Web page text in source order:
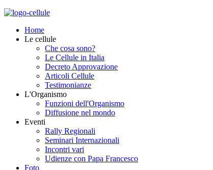
Home
Le cellule
Che cosa sono?
Le Cellule in Italia
Decreto Approvazione
Articoli Cellule
Testimonianze
L'Organismo
Funzioni dell'Organismo
Diffusione nel mondo
Eventi
Rally Regionali
Seminari Internazionali
Incontri vari
Udienze con Papa Francesco
Foto